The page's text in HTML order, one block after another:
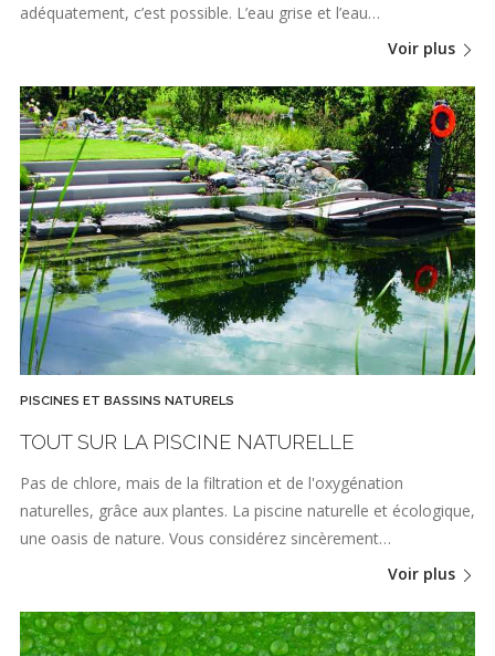
adéquatement, c’est possible. L’eau grise et l’eau…
Voir plus
PISCINES ET BASSINS NATURELS
TOUT SUR LA PISCINE NATURELLE
Pas de chlore, mais de la filtration et de l'oxygénation
naturelles, grâce aux plantes. La piscine naturelle et écologique,
une oasis de nature. Vous considérez sincèrement…
Voir plus